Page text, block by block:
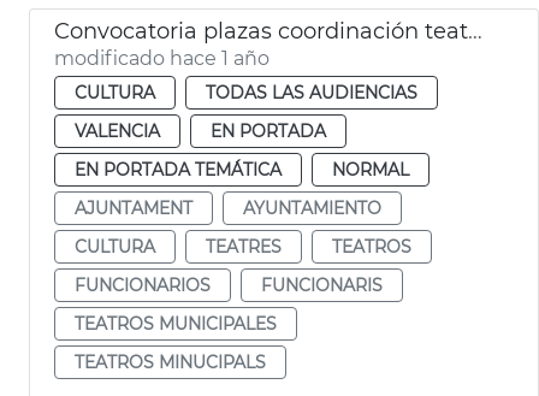
Convocatoria plazas coordinación teatros municipales València
modificado hace 1 año
CULTURA
TODAS LAS AUDIENCIAS
VALENCIA
EN PORTADA
EN PORTADA TEMÁTICA
NORMAL
AJUNTAMENT
AYUNTAMIENTO
CULTURA
TEATRES
TEATROS
FUNCIONARIOS
FUNCIONARIS
TEATROS MUNICIPALES
TEATROS MINUCIPALS